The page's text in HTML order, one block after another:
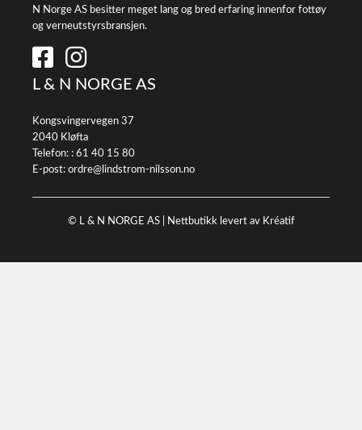
N Norge AS besitter meget lang og bred erfaring innenfor fottøy
og verneutstyrsbransjen.
L & N NORGE AS
Kongsvingervegen 37
2040 Kløfta
Telefon: : 61 40 15 80
E-post: ordre@lindstrom-nilsson.no
© L & N NORGE AS | Nettbutikk levert av Kréatif